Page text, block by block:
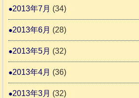
2013年7月 (34)
2013年6月 (28)
2013年5月 (32)
2013年4月 (36)
2013年3月 (32)